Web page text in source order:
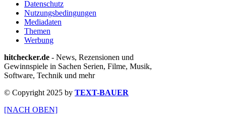
Datenschutz
Nutzungsbedingungen
Mediadaten
Themen
Werbung
hitchecker.de - News, Rezensionen und
Gewinnspiele in Sachen Serien, Filme, Musik,
Software, Technik und mehr
© Copyright 2025 by TEXT-BAUER
[NACH OBEN]